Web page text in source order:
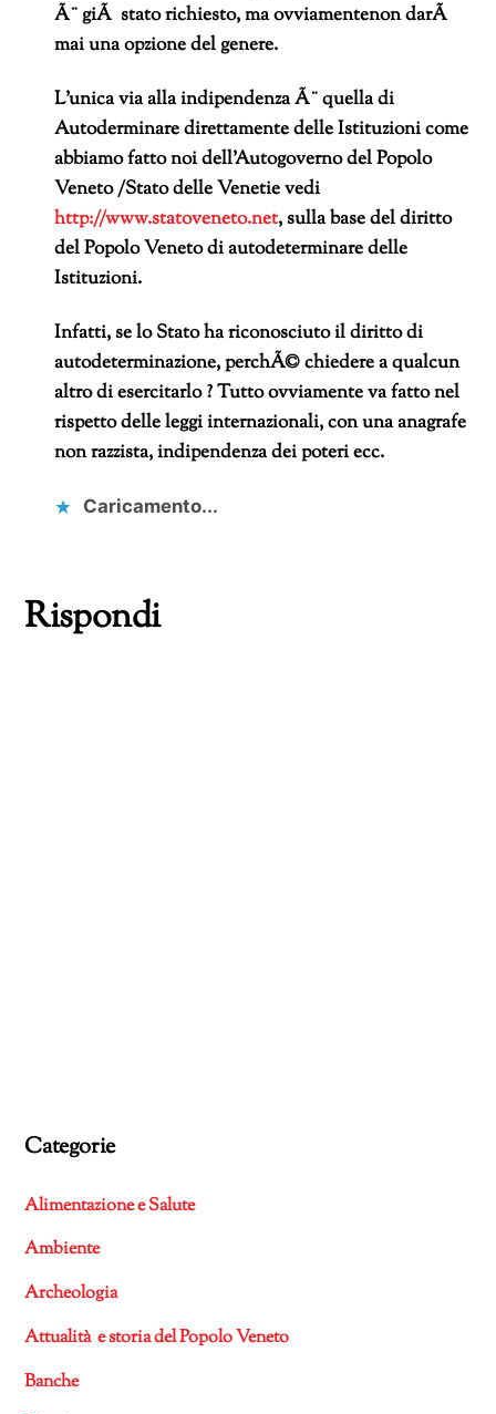
Ã¨ giÃ stato richiesto, ma ovviamentenon darÃ
mai una opzione del genere.
L’unica via alla indipendenza Ã¨ quella di
Autoderminare direttamente delle Istituzioni come
abbiamo fatto noi dell’Autogoverno del Popolo
Veneto /Stato delle Venetie vedi
http://www.statoveneto.net, sulla base del diritto
del Popolo Veneto di autodeterminare delle
Istituzioni.
Infatti, se lo Stato ha riconosciuto il diritto di
autodeterminazione, perchÃ© chiedere a qualcun
altro di esercitarlo ? Tutto ovviamente va fatto nel
rispetto delle leggi internazionali, con una anagrafe
non razzista, indipendenza dei poteri ecc.
Caricamento...
Rispondi
Categorie
Alimentazione e Salute
Ambiente
Archeologia
Attualità e storia del Popolo Veneto
Banche